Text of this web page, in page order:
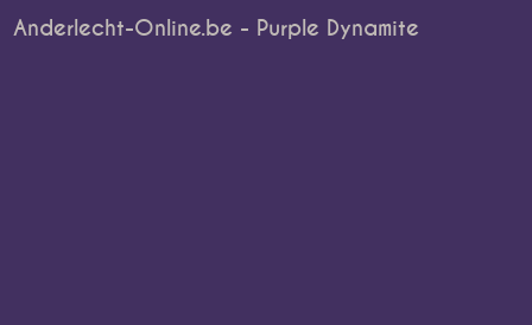
Anderlecht-Online.be - Purple Dynamite